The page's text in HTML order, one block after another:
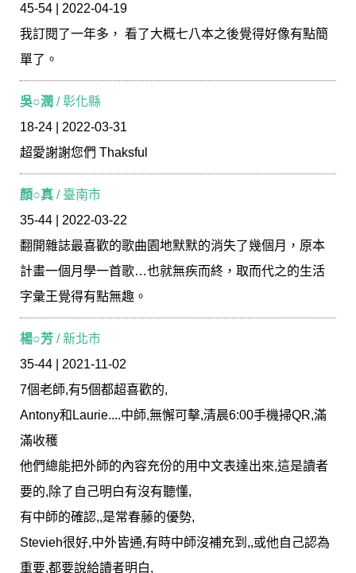
45-54 | 2022-04-19
我訂閱了一年多， 看了大概七八本之後覺得好像有點簡
單了。
吳○潤 / 彰化縣
18-24 | 2022-03-31
超愛謝謝您們 Thaksful
顏○真 / 臺南市
35-44 | 2022-03-22
翻開雜誌最喜歡的歌曲園地默默的消失了幾個月，原本
計畫一個月學一首歌…也就無疾而終，取而代之的生活
字彙王覺得有點無趣。
楊○芳 / 新北市
35-44 | 2021-11-02
7個老師,有5個都超喜歡的,
Antony和Laurie....中師,無懈可擊,清晨6:00手機掃QR,滿
滿收穫
他們總能把外師的內容充份的用中文表達出來,這是讀者
要的,除了自己明白有沒有聽懂,
有中師的確認,,是常春藤的優勢,
Stevieh很好,中外皆通,有時中師沒補充到,,或他自己認為
重要,都要說給讀者明白,